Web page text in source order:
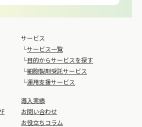
サービス
└サービス一覧
└目的からサービスを探す
└細胞製剤受託サービス
└運用支援サービス
導入実績
お問い合わせ
お役立ちコラム